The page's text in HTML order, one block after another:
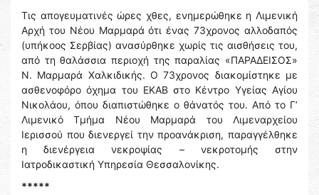
Τις απογευματινές ώρες χθες, ενημερώθηκε η Λιμενική
Αρχή του Νέου Μαρμαρά ότι ένας 73χρονος αλλοδαπός
(υπήκοος Σερβίας) ανασύρθηκε χωρίς τις αισθήσεις του,
από τη θαλάσσια περιοχή της παραλίας «ΠΑΡΑΔΕΙΣΟΣ»
Ν. Μαρμαρά Χαλκιδικής. Ο 73χρονος διακομίστηκε με
ασθενοφόρο όχημα του ΕΚΑΒ στο Κέντρο Υγείας Αγίου
Νικολάου, όπου διαπιστώθηκε ο θάνατός του. Από το Γ’
Λιμενικό Τμήμα Νέου Μαρμαρά του Λιμεναρχείου
Ιερισσού που διενεργεί την προανάκριση, παραγγέλθηκε
η διενέργεια νεκροψίας – νεκροτομής στην
Ιατροδικαστική Υπηρεσία Θεσσαλονίκης.
*****